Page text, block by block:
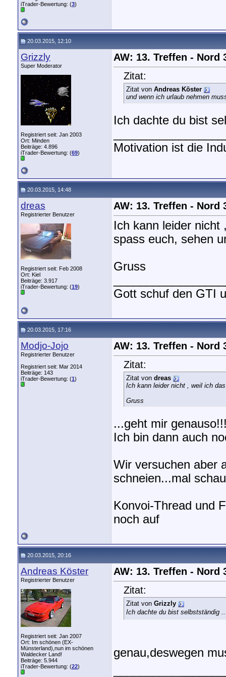
iTrader-Bewertung: (3)
20.03.2015, 12:10
Grizzly
Super Moderator
Registriert seit: Jan 2003
Ort: Minden
Beiträge: 4.896
iTrader-Bewertung: (69)
AW: 13. Treffen - Nord
Zitat:
Zitat von Andreas Köster
und wenn ich urlaub nehmen
Ich dachte du bist
Motivation ist die
20.03.2015, 14:48
dreas
Registrierter Benutzer
Registriert seit: Feb 2008
Ort: Kiel
Beiträge: 3.917
iTrader-Bewertung: (19)
AW: 13. Treffen - Nord
Ich kann leider
spass euch, sehen
Gruss
Gott schuf den GTI
20.03.2015, 17:16
Modjo-Jojo
Registrierter Benutzer
Registriert seit: Mar 2014
Beiträge: 143
iTrader-Bewertung: (1)
AW: 13. Treffen - Nord
Zitat:
Zitat von dreas
Ich kann leider nicht , weil ich
Gruss
...geht mir
Ich bin dann auch
Wir versuchen aber
schneien...mal
Konvoi-Thread und
noch auf
20.03.2015, 20:16
Andreas Köster
Registrierter Benutzer
Registriert seit: Jan 2007
Ort: Im schönen (EX-
Münsterland),nun im schönen
Waldecker Land!
Beiträge: 5.944
iTrader-Bewertung: (22)
AW: 13. Treffen - Nord
Zitat:
Zitat von Grizzly
Ich dachte du bist selbstständig
genau,deswegen